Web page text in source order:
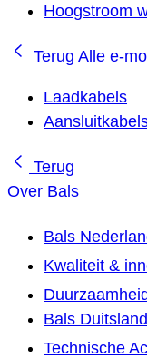
Hoogstroom
Terug Alle e-
Laadkabels
Terug
Over Bals
Bals
Kwaliteit &
Bals Duitsland
Technische